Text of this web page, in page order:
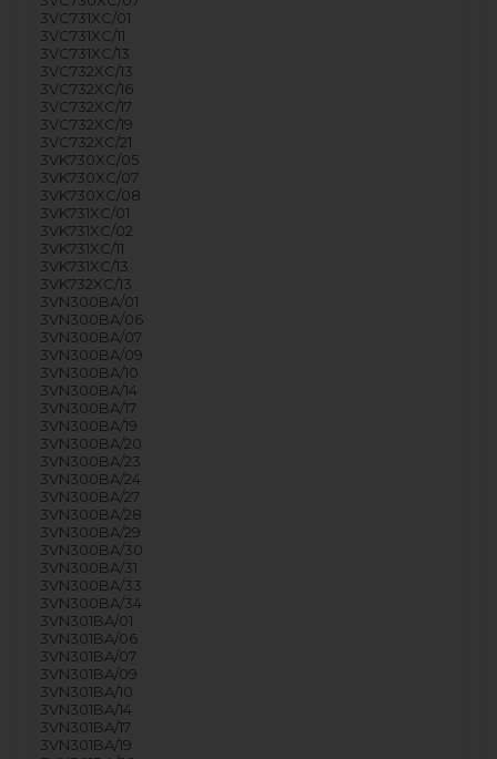
3VC731XC/01
3VC731XC/11
3VC731XC/13
3VC732XC/13
3VC732XC/16
3VC732XC/17
3VC732XC/19
3VC732XC/21
3VK730XC/05
3VK730XC/07
3VK730XC/08
3VK731XC/01
3VK731XC/02
3VK731XC/11
3VK731XC/13
3VK732XC/13
3VN300BA/01
3VN300BA/06
3VN300BA/07
3VN300BA/09
3VN300BA/10
3VN300BA/14
3VN300BA/17
3VN300BA/19
3VN300BA/20
3VN300BA/23
3VN300BA/24
3VN300BA/27
3VN300BA/28
3VN300BA/29
3VN300BA/30
3VN300BA/31
3VN300BA/33
3VN300BA/34
3VN301BA/01
3VN301BA/06
3VN301BA/07
3VN301BA/09
3VN301BA/10
3VN301BA/14
3VN301BA/17
3VN301BA/19